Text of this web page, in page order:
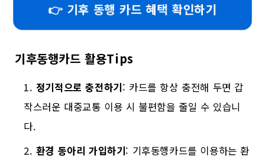
👉 기후 동행 카드 혜택 확인하기
기후동행카드 활용Tips
정기적으로 충전하기: 카드를 항상 충전해 두면 갑
작스러운 대중교통 이용 시 불편함을 줄일 수 있습니
다.
환경 동아리 가입하기: 기후동행카드를 이용하는 환